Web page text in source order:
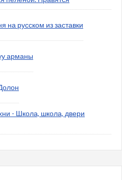
на русском из заставки
арманы
- Школа, школа, двери